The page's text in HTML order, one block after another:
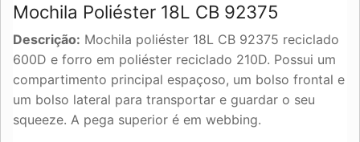
Mochila Poliéster 18L CB 92375
Descrição: Mochila poliéster 18L CB 92375 reciclado
600D e forro em poliéster reciclado 210D. Possui um
compartimento principal espaçoso, um bolso frontal e
um bolso lateral para transportar e guardar o seu
squeeze. A pega superior é em webbing.